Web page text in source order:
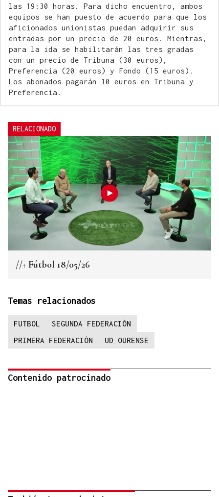
las 19:30 horas. Para dicho encuentro, ambos
equipos se han puesto de acuerdo para que los
aficionados unionistas puedan adquirir sus
entradas por un precio de 20 euros. Mientras,
para la ida se habilitarán las tres gradas
con un precio de Tribuna (30 euros),
Preferencia (20 euros) y Fondo (15 euros).
Los abonados pagarán 10 euros en Tribuna y
Preferencia.
RELACIONADO
//+ Fútbol 18/05/26
Temas relacionados
FUTBOL
SEGUNDA FEDERACIÓN
PRIMERA FEDERACIÓN
UD OURENSE
Contenido patrocinado